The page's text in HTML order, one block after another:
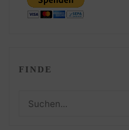
FINDE
Suchen